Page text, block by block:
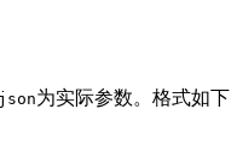
为实际参数。格式如下